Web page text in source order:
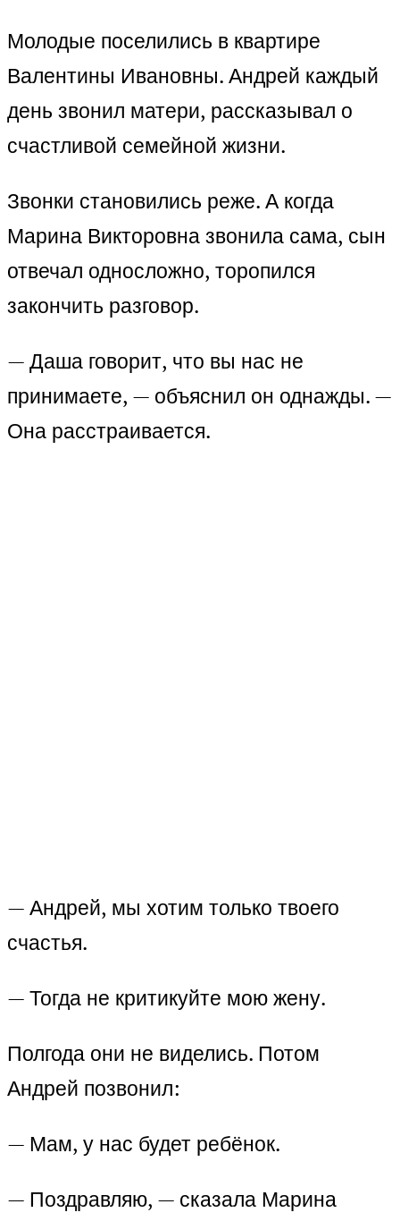
Молодые поселились в квартире
Валентины Ивановны. Андрей каждый
день звонил матери, рассказывал о
счастливой семейной жизни.
Звонки становились реже. А когда
Марина Викторовна звонила сама, сын
отвечал односложно, торопился
закончить разговор.
— Даша говорит, что вы нас не
принимаете, — объяснил он однажды. —
Она расстраивается.
— Андрей, мы хотим только твоего
счастья.
— Тогда не критикуйте мою жену.
Полгода они не виделись. Потом
Андрей позвонил:
— Мам, у нас будет ребёнок.
— Поздравляю, — сказала Марина